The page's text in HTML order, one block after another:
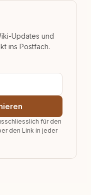
Updates und
ins Postfach.
für den
den Link in jeder